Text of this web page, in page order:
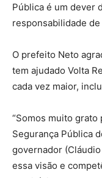
Pública é um dever
responsabilidade
O prefeito Neto
tem ajudado Volta
cada vez maior,
“Somos muito
Segurança Pública
governador
essa visão e